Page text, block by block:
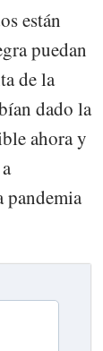
están
puedan
de la
dado la
ahora y
pandemia